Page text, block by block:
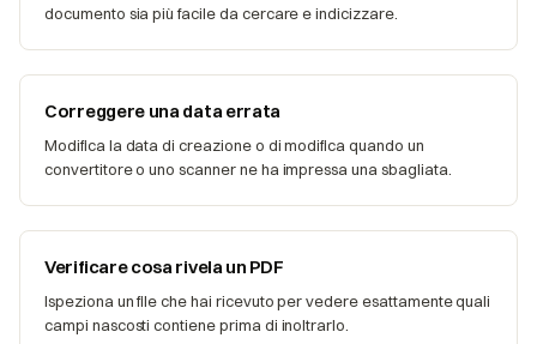
documento sia più facile da cercare e indicizzare.
Correggere una data errata
Modifica la data di creazione o di modifica quando un
convertitore o uno scanner ne ha impressa una sbagliata.
Verificare cosa rivela un PDF
Ispeziona un file che hai ricevuto per vedere esattamente quali
campi nascosti contiene prima di inoltrarlo.